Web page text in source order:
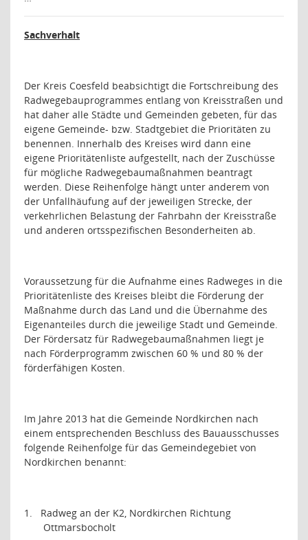
Sachverhalt
Der Kreis Coesfeld beabsichtigt die Fortschreibung des
Radwegebauprogrammes entlang von Kreisstraßen und
hat daher alle Städte und Gemeinden gebeten, für das
eigene Gemeinde- bzw. Stadtgebiet die Prioritäten zu
benennen. Innerhalb des Kreises wird dann eine
eigene Prioritätenliste aufgestellt, nach der Zuschüsse
für mögliche Radwegebaumaßnahmen beantragt
werden. Diese Reihenfolge hängt unter anderem von
der Unfallhäufung auf der jeweiligen Strecke, der
verkehrlichen Belastung der Fahrbahn der Kreisstraße
und anderen ortsspezifischen Besonderheiten ab.
Voraussetzung für die Aufnahme eines Radweges in die
Prioritätenliste des Kreises bleibt die Förderung der
Maßnahme durch das Land und die Übernahme des
Eigenanteiles durch die jeweilige Stadt und Gemeinde.
Der Fördersatz für Radwegebaumaßnahmen liegt je
nach Förderprogramm zwischen 60 % und 80 % der
förderfähigen Kosten.
Im Jahre 2013 hat die Gemeinde Nordkirchen nach
einem entsprechenden Beschluss des Bauausschusses
folgende Reihenfolge für das Gemeindegebiet von
Nordkirchen benannt:
1.
Radweg an der K2, Nordkirchen Richtung
Ottmarsbocholt